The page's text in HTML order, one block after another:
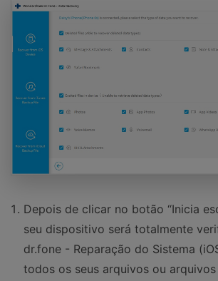
Depois de clicar no botão “Inicia
seu dispositivo será totalmente
dr.fone - Reparação do Sistema
todos os seus arquivos ou